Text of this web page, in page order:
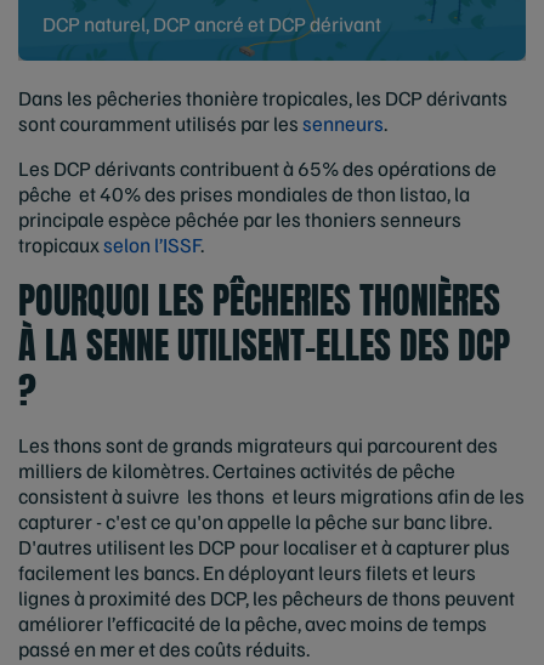
DCP naturel, DCP ancré et DCP dérivant
Dans les pêcheries thonière tropicales, les DCP dérivants
sont couramment utilisés par lessenneurs.
Les DCP dérivants contribuent à 65% des opérations de
pêche et 40% des prises mondiales de thon listao, la
principale espèce pêchée par les thoniers senneurs
tropicauxselon l’ISSF.
POURQUOI LES PÊCHERIES THONIÈRES
À LA SENNE UTILISENT-ELLES DES DCP
?
Les thons sont de grands migrateurs qui parcourent des
milliers de kilomètres. Certaines activités de pêche
consistent à suivre les thons et leurs migrations afin de les
capturer - c'est ce qu'on appelle la pêche sur banc libre.
D'autres utilisent les DCP pour localiser et à capturer plus
facilement les bancs. En déployant leurs filets et leurs
lignes à proximité des DCP, les pêcheurs de thons peuvent
améliorer l’efficacité de la pêche, avec moins de temps
passé en mer et des coûts réduits.